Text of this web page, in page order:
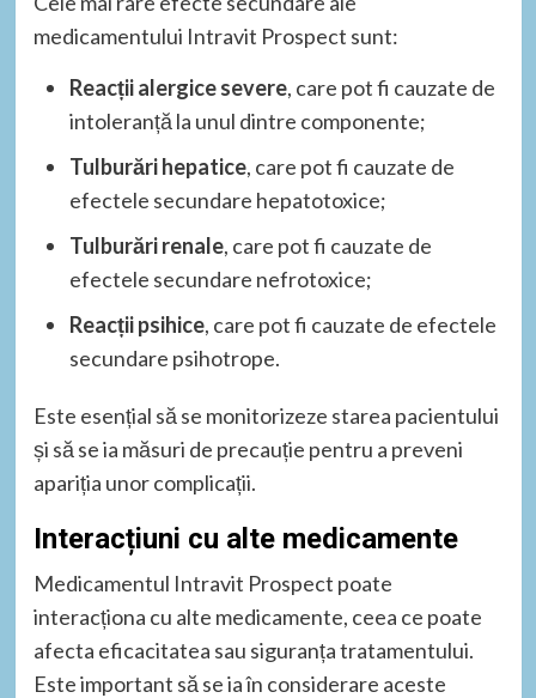
medicamentului Intravit Prospect sunt:
Reacții alergice severe, care pot fi cauzate de
intoleranță la unul dintre componente;
Tulburări hepatice, care pot fi cauzate de
efectele secundare hepatotoxice;
Tulburări renale, care pot fi cauzate de
efectele secundare nefrotoxice;
Reacții psihice, care pot fi cauzate de efectele
secundare psihotrope.
Este esențial să se monitorizeze starea pacientului
și să se ia măsuri de precauție pentru a preveni
apariția unor complicații.
Interacțiuni cu alte medicamente
Medicamentul Intravit Prospect poate
interacționa cu alte medicamente, ceea ce poate
afecta eficacitatea sau siguranța tratamentului.
Este important să se ia în considerare aceste